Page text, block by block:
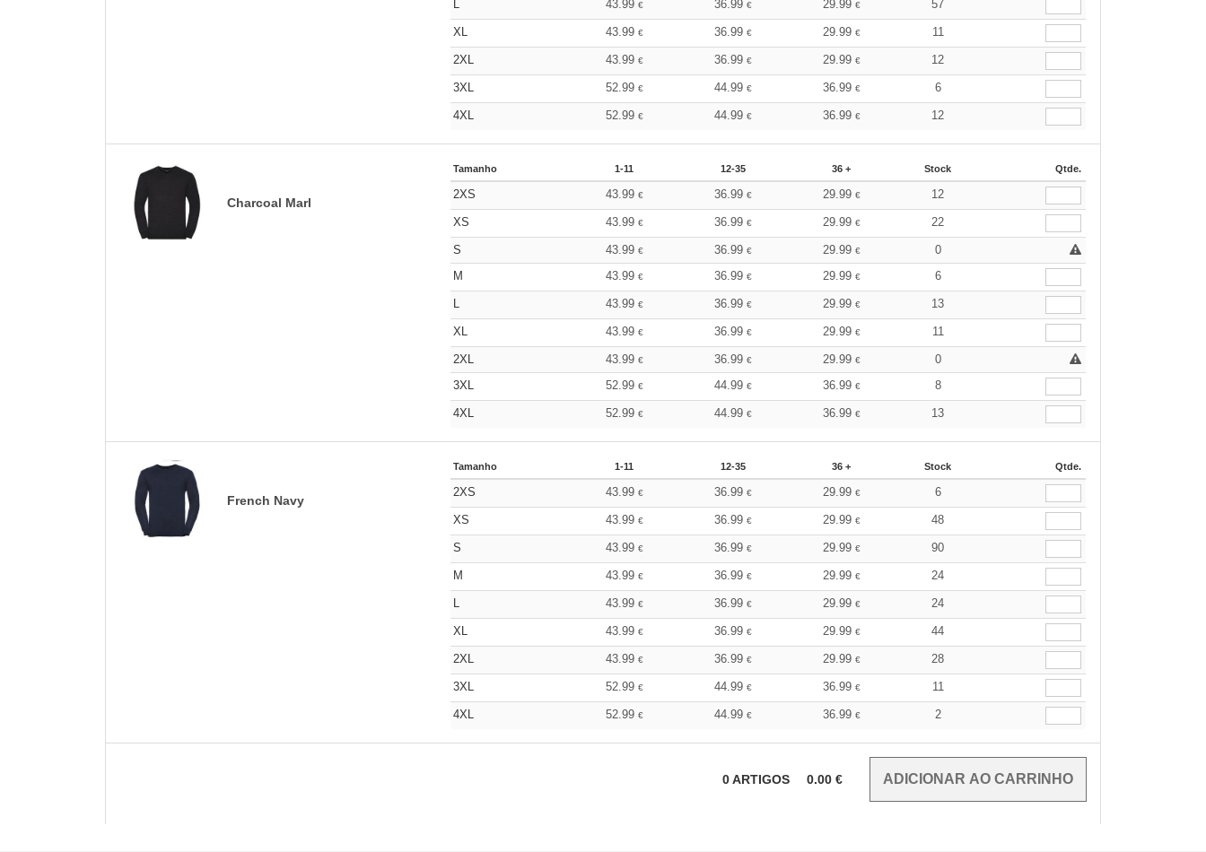
L 43.99 € 36.99 € 29.99 € 57
XL 43.99 € 36.99 € 29.99 € 11
2XL 43.99 € 36.99 € 29.99 € 12
3XL 52.99 € 44.99 € 36.99 € 6
4XL 52.99 € 44.99 € 36.99 € 12
Charcoal Marl
Tamanho 1-11 12-35 36 + Stock Qtde.
2XS 43.99 € 36.99 € 29.99 € 12
XS 43.99 € 36.99 € 29.99 € 22
S 43.99 € 36.99 € 29.99 €
0
M
43.99 € 36.99 € 29.99 € 6
L 43.99 € 36.99 € 29.99 € 13
XL 43.99 € 36.99 € 29.99 € 11
2XL 43.99 € 36.99 € 29.99 €
0
3XL
52.99 € 44.99 € 36.99 € 8
4XL 52.99 € 44.99 € 36.99 € 13
French Navy
Tamanho 1-11 12-35 36 + Stock Qtde.
2XS 43.99 € 36.99 € 29.99 € 6
XS 43.99 € 36.99 € 29.99 € 48
S 43.99 € 36.99 € 29.99 € 90
M 43.99 € 36.99 € 29.99 € 24
L 43.99 € 36.99 € 29.99 € 24
XL 43.99 € 36.99 € 29.99 € 44
2XL 43.99 € 36.99 € 29.99 € 28
3XL 52.99 € 44.99 € 36.99 € 11
4XL 52.99 € 44.99 € 36.99 € 2
0ARTIGOS 0.00 €